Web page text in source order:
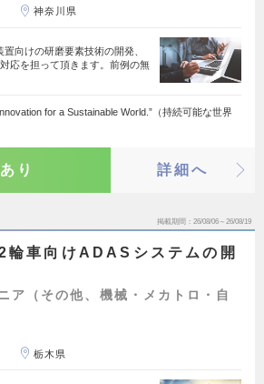
神奈川県
置向けの研磨要素技術の開発、
応を担って頂きます。前例の無
for a Sustainable World.”（持続可能な世界
り 詳細へ
掲載期間 26/08/06～26/08/19
2輪車向けADASシステムの開
ア（その他、機械・メカトロ・自
栃木県